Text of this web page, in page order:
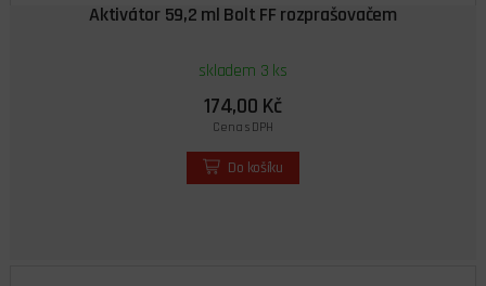
Aktivátor 59,2 ml Bolt FF rozprašovačem
skladem 3 ks
174,00 Kč
Cena s DPH
Do košíku